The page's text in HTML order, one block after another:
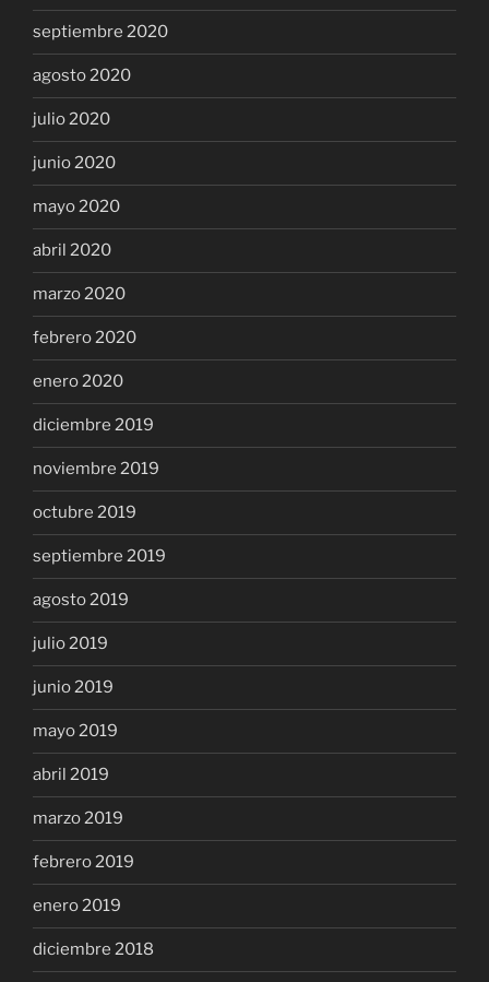
septiembre 2020
agosto 2020
julio 2020
junio 2020
mayo 2020
abril 2020
marzo 2020
febrero 2020
enero 2020
diciembre 2019
noviembre 2019
octubre 2019
septiembre 2019
agosto 2019
julio 2019
junio 2019
mayo 2019
abril 2019
marzo 2019
febrero 2019
enero 2019
diciembre 2018